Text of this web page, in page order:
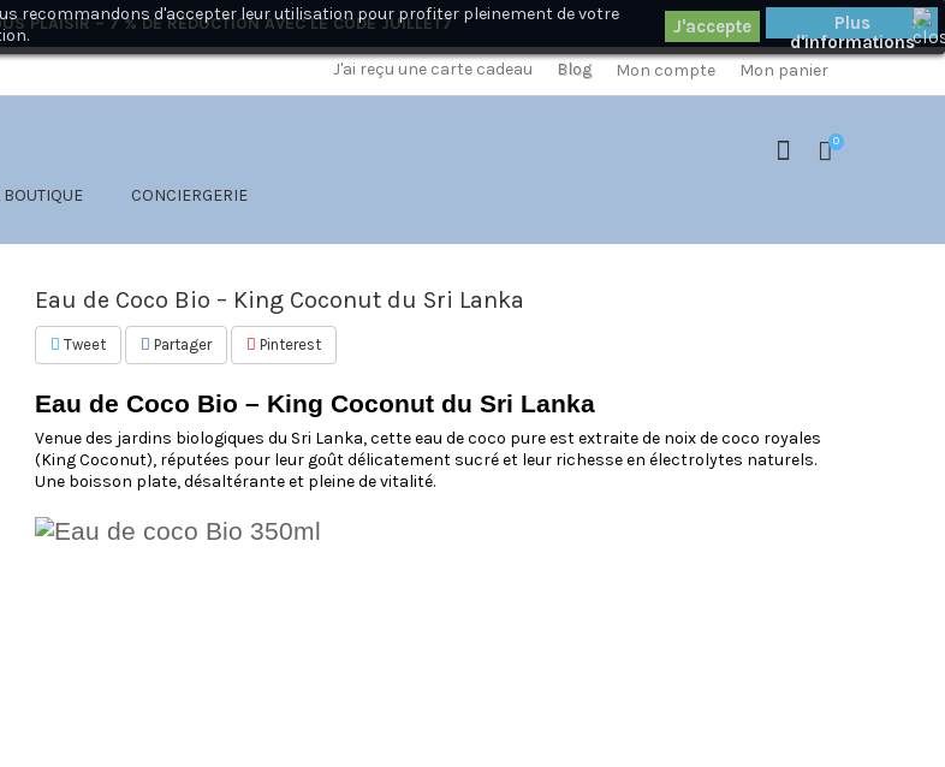
PLAISIR – 7 % DE RÉDUCTION AVEC LE CODEJUILLET7 ×
Mon compte Mon panier
Blog
J'ai reçu une carte cadeau
0
BOUTIQUE CONCIERGERIE
recommandons d'accepter leur utilisation pour profiter pleinement de votre
Plus
d'informations
Eau de Coco Bio – King Coconut du Sri Lanka
Tweet Partager Pinterest
Eau de Coco Bio – King Coconut du Sri Lanka
Venue des jardins biologiques du Sri Lanka, cette eau de coco pure est extraite de noix de coco royales
(King Coconut), réputées pour leur goût délicatement sucré et leur richesse en électrolytes naturels.
Une boisson plate, désaltérante et pleine de vitalité.